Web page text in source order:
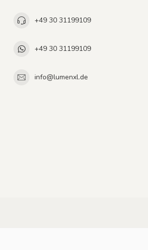
+49 30 31199109
+49 30 31199109
info@lumenxl.de